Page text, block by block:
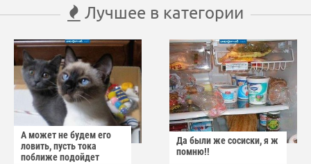
Лучшее в категории
А может не будем его
ловить, пусть тока
поближе подойдет
Да были же сосиски, я ж
помню!!